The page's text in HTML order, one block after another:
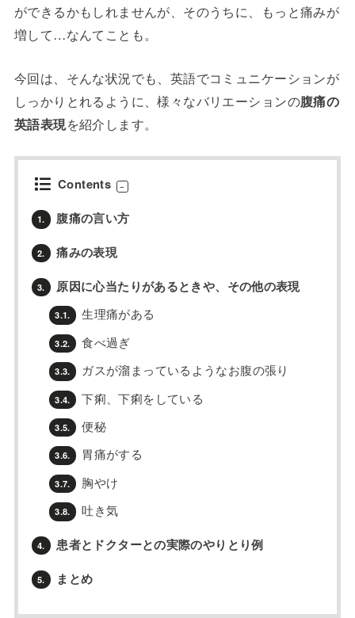
ができるかもしれませんが、そのうちに、もっと痛みが
増して…なんてことも。
今回は、そんな状況でも、英語でコミュニケーションが
しっかりとれるように、様々なバリエーションの腹痛の
英語表現を紹介します。
Contents
1. 腹痛の言い方
2. 痛みの表現
3. 原因に心当たりがあるときや、その他の表現
3.1. 生理痛がある
3.2. 食べ過ぎ
3.3. ガスが溜まっているようなお腹の張り
3.4. 下痢、下痢をしている
3.5. 便秘
3.6. 胃痛がする
3.7. 胸やけ
3.8. 吐き気
4. 患者とドクターとの実際のやりとり例
5. まとめ